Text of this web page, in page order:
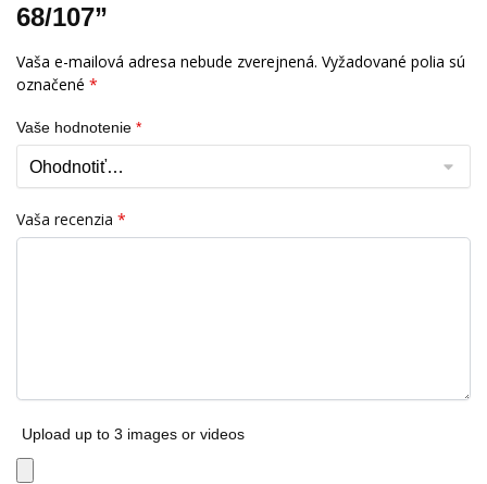
68/107”
Vaša e-mailová adresa nebude zverejnená. Vyžadované polia sú
označené *
Vaše hodnotenie *
Vaša recenzia *
Upload up to 3 images or videos